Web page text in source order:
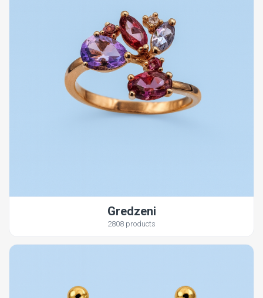
Gredzeni
2808 products